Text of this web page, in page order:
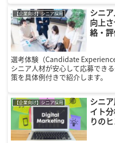
「失敗しないシニア採用」の秘
【企業向け】シニア採用
シニ
向上
絡・
選考体験（Candidate
シニア人材が安心して応募でき
策を具体例付きで紹介します。
【企業向け】シニア採用
シニ
イト
りの